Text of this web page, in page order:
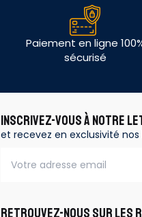
Paiement en ligne
sécurisé
INSCRIVEZ-VOUS À NOTRE
et recevez en exclusivité
RETROUVEZ-NOUS SUR LES